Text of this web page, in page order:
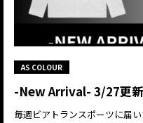
AS COLOUR
-New Arrival- 3/27更新
毎週ビアトランスポーツに届